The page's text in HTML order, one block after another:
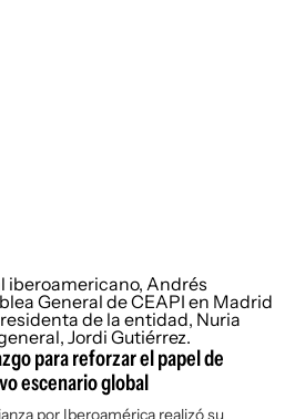
para reforzar el papel de
escenario global
por Iberoamérica realizó su